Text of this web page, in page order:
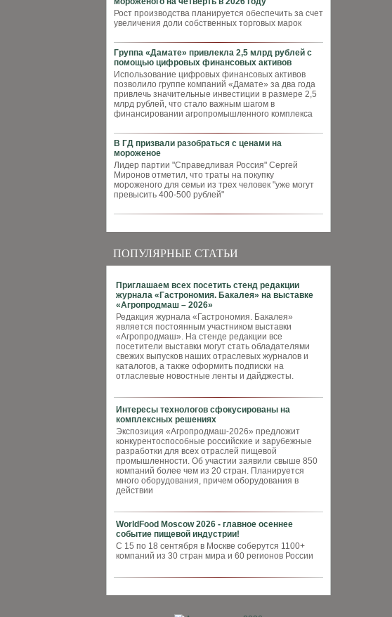
Рост производства планируется обеспечить за счет
увеличения доли собственных торговых марок
Группа «Дамате» привлекла 2,5 млрд рублей с
помощью цифровых финансовых активов
Использование цифровых финансовых активов
позволило группе компаний «Дамате» за два года
привлечь значительные инвестиции в размере 2,5
млрд рублей, что стало важным шагом в
финансировании агропромышленного комплекса
В ГД призвали разобраться с ценами на
мороженое
Лидер партии "Справедливая Россия" Сергей
Миронов отметил, что траты на покупку
мороженого для семьи из трех человек "уже могут
превысить 400-500 рублей"
ПОПУЛЯРНЫЕ СТАТЬИ
Приглашаем всех посетить стенд редакции
журнала «Гастрономия. Бакалея» на выставке
«Агропродмаш – 2026»
Редакция журнала «Гастрономия. Бакалея»
является постоянным участником выставки
«Агропродмаш». На стенде редакции все
посетители выставки могут стать обладателями
свежих выпусков наших отраслевых журналов и
каталогов, а также оформить подписки на
отласлевые новостные ленты и дайджесты.
Интересы технологов сфокусированы на
комплексных решениях
Экспозиция «Агропродмаш-2026» предложит
конкурентоспособные российские и зарубежные
разработки для всех отраслей пищевой
промышленности. Об участии заявили свыше 850
компаний более чем из 20 стран. Планируется
много оборудования, причем оборудования в
действии
WorldFood Moscow 2026 - главное осеннее
событие пищевой индустрии!
С 15 по 18 сентября в Москве соберутся 1100+
компаний из 30 стран мира и 60 регионов России